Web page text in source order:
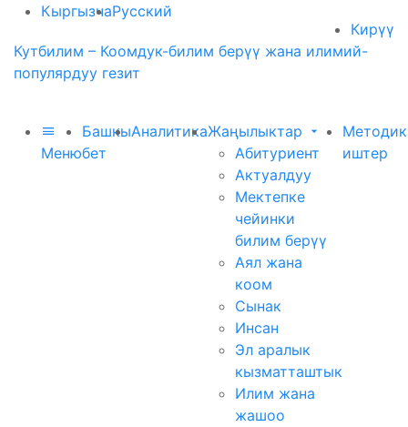
КыргызчаРусский
Кирүү
Кутбилим – Коомдук-билим берүү жана илимий-
популярдуу гезит
Меню
Башкы
бет
АналитикаЖаңылыктар
Абитуриент
Актуалдуу
Мектепке
чейинки
билим берүү
Аял жана
коом
Сынак
Инсан
Эл аралык
кызматташтык
Илим жана
жашоо
иштер